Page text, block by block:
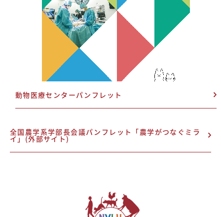
動物医療センターパンフレット
全国農学系学部長会議パンフレット「農学がつなぐミラ
イ」(外部サイト)